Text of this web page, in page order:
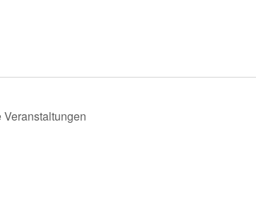
Veranstaltungen